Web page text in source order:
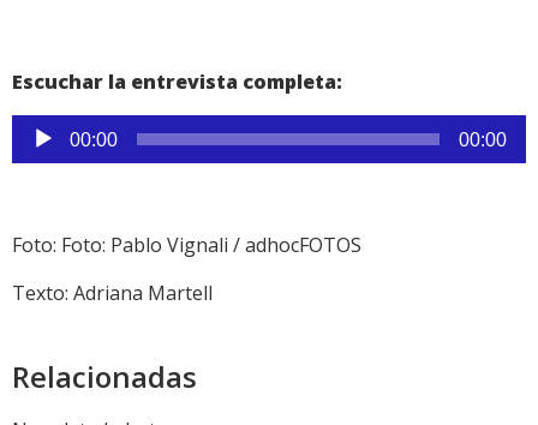
Escuchar la entrevista completa:
Reproductor
de
00:00 00:00
Foto: Foto: Pablo Vignali / adhocFOTOS
Texto: Adriana Martell
Relacionadas